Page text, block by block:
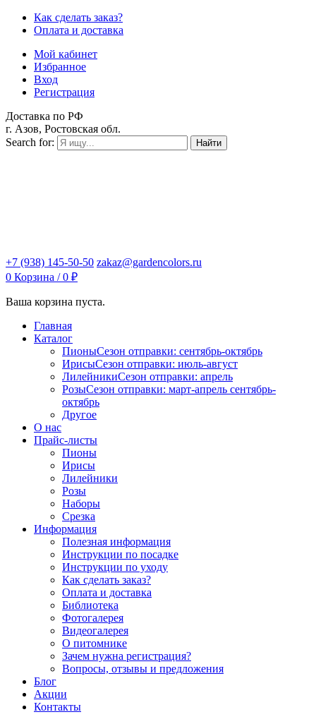
Как сделать заказ?
Оплата и доставка
Мой кабинет
Избранное
Вход
Регистрация
Доставка по РФ
г. Азов, Ростовская обл.
Search for:
Найти
+7 (938) 145-50-50 zakaz@gardencolors.ru
0 Корзина /0 ₽
Ваша корзина пуста.
Главная
Каталог
ПионыСезон отправки: сентябрь-октябрь
ИрисыСезон отправки: июль-август
ЛилейникиСезон отправки: апрель
РозыСезон отправки: март-апрель сентябрь-
октябрь
Другое
О нас
Прайс-листы
Пионы
Ирисы
Лилейники
Розы
Наборы
Срезка
Информация
Полезная информация
Инструкции по посадке
Инструкции по уходу
Как сделать заказ?
Оплата и доставка
Библиотека
Фотогалерея
Видеогалерея
О питомнике
Зачем нужна регистрация?
Вопросы, отзывы и предложения
Блог
Акции
Контакты